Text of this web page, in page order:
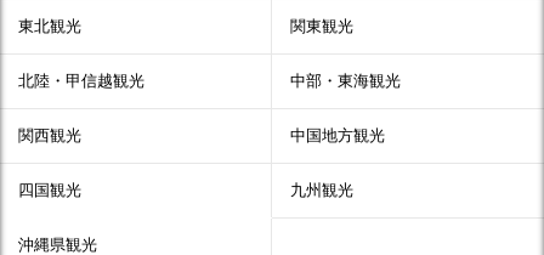
東北観光 関東観光
北陸・甲信越観光 中部・東海観光
関西観光 中国地方観光
四国観光 九州観光
沖縄県観光